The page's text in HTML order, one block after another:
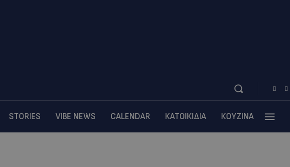
STORIES VIBE NEWS CALENDAR ΚΑΤΟΙΚΙΔΙΑ ΚΟΥΖΙΝΑ